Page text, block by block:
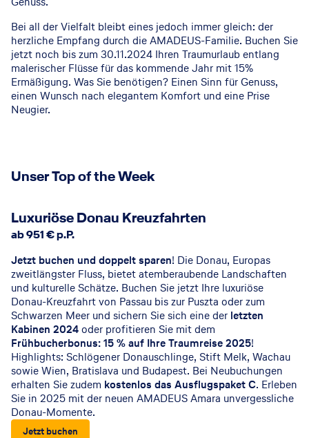
Bei all der Vielfalt bleibt eines jedoch immer gleich: der
herzliche Empfang durch die AMADEUS-Familie. Buchen Sie
jetzt noch bis zum 30.11.2024 Ihren Traumurlaub entlang
malerischer Flüsse für das kommende Jahr mit 15%
Ermäßigung. Was Sie benötigen? Einen Sinn für Genuss,
einen Wunsch nach elegantem Komfort und eine Prise
Neugier.
Unser Top of the Week
Luxuriöse Donau Kreuzfahrten
ab 951 € p.P.
Jetzt buchen und doppelt sparen! Die Donau, Europas
zweitlängster Fluss, bietet atemberaubende Landschaften
und kulturelle Schätze. Buchen Sie jetzt Ihre luxuriöse
Donau-Kreuzfahrt von Passau bis zur Puszta oder zum
Schwarzen Meer und sichern Sie sich eine der letzten
Kabinen 2024oder profitieren Sie mit dem
Frühbucherbonus: 15 % auf Ihre Traumreise 2025!
Highlights: Schlögener Donauschlinge, Stift Melk, Wachau
sowie Wien, Bratislava und Budapest. Bei Neubuchungen
erhalten Sie zudem kostenlos das Ausflugspaket C. Erleben
Sie in 2025 mit der neuen AMADEUS Amara unvergessliche
Donau-Momente.
Jetzt buchen